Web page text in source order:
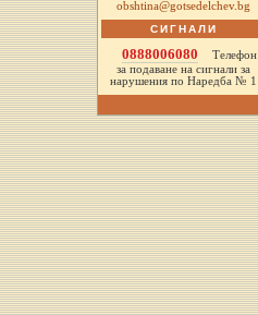
obshtina@gotsedelchev.bg
СИГНАЛИ
0888006080
Телефон
за подаване на сигнали за
нарушения по Наредба № 1